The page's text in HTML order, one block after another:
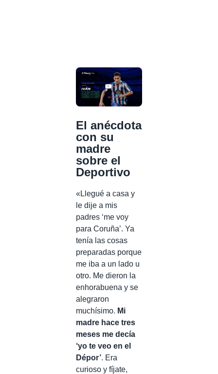
El anécdota
con su
madre
sobre el
Deportivo
«Llegué a casa y
le dije a mis
padres ‘me voy
para Coruña’. Ya
tenía las cosas
preparadas porque
me iba a un lado u
otro. Me dieron la
enhorabuena y se
alegraron
muchísimo. Mi
madre hace tres
meses me decía
‘yo te veo en el
Dépor’. Era
curioso y fíjate,